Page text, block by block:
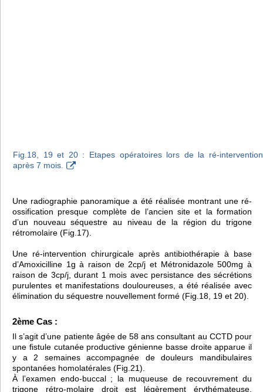
Fig.18, 19 et 20 : Etapes opératoires lors de la ré-intervention
après 7 mois.
Une radiographie panoramique a été réalisée montrant une ré-
ossification presque complète de l’ancien site et la formation
d’un nouveau séquestre au niveau de la région du trigone
rétromolaire (Fig.17).
Une ré-intervention chirurgicale après antibiothérapie à base
d’Amoxicilline 1g à raison de 2cp/j et Métronidazole 500mg à
raison de 3cp/j, durant 1 mois avec persistance des sécrétions
purulentes et manifestations douloureuses, a été réalisée avec
élimination du séquestre nouvellement formé (Fig.18, 19 et 20).
2ème Cas :
Il s’agit d’une patiente âgée de 58 ans consultant au CCTD pour
une fistule cutanée productive génienne basse droite apparue il
y a 2 semaines accompagnée de douleurs mandibulaires
spontanées homolatérales (Fig.21).
À l’examen endo-buccal ; la muqueuse de recouvrement du
trigone rétro-molaire droit est légèrement érythémateuse,